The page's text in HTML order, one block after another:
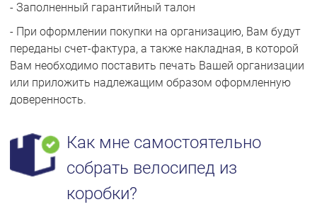
- Заполненный гарантийный талон
- При оформлении покупки на организацию, Вам будут
переданы счет-фактура, а также накладная, в которой
Вам необходимо поставить печать Вашей организации
или приложить надлежащим образом оформленную
доверенность.
Как мне самостоятельно
собрать велосипед из
коробки?